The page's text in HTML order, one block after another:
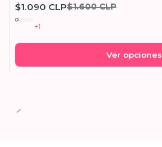
$1.090 CLP$1.600 CLP
+1
Ver opciones